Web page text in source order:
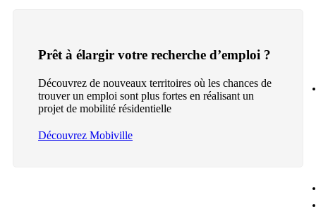
Prêt à élargir votre recherche d’emploi ?
Découvrez de nouveaux territoires où les chances de
trouver un emploi sont plus fortes en réalisant un
projet de mobilité résidentielle
Découvrez Mobiville